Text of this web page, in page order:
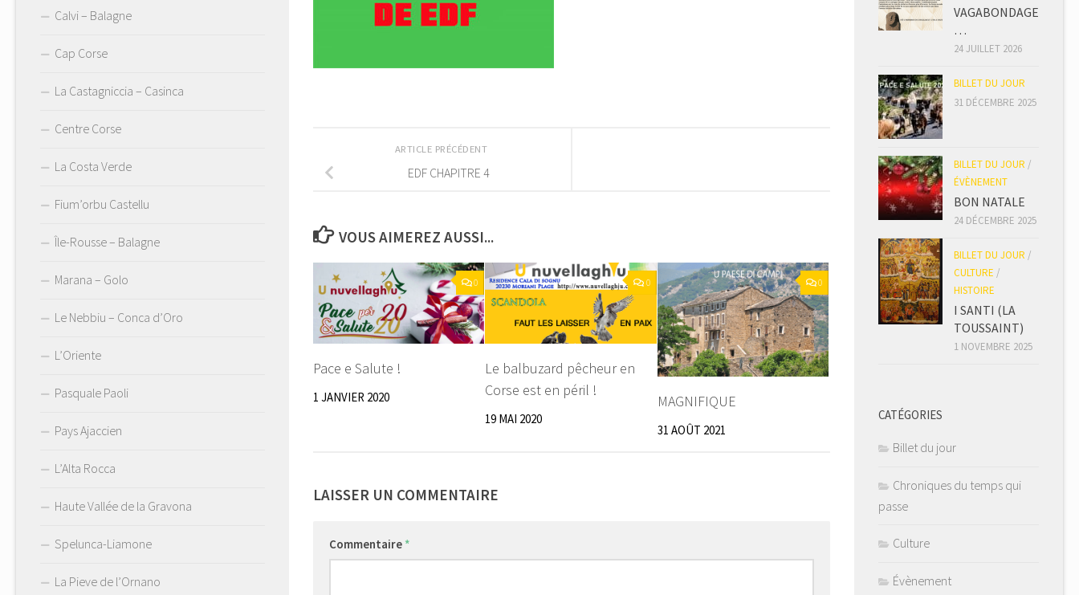
ARTICLE PRÉCÉDENT
EDF CHAPITRE 4
VOUS AIMEREZ AUSSI...
0
Pace e Salute !
1 JANVIER 2020
0
Le balbuzard pêcheur en
Corse est en péril !
19 MAI 2020
0
MAGNIFIQUE
31 AOÛT 2021
LAISSER UN COMMENTAIRE
Commentaire *
Calvi – Balagne
Cap Corse
La Castagniccia – Casinca
Centre Corse
La Costa Verde
Fium’orbu Castellu
Île-Rousse – Balagne
Marana – Golo
Le Nebbiu – Conca d’Oro
L’Oriente
Pasquale Paoli
Pays Ajaccien
L’Alta Rocca
Haute Vallée de la Gravona
Spelunca-Liamone
La Pieve de l’Ornano
VAGABONDAGE
…
24 JUILLET 2026
BILLET DU JOUR
31 DÉCEMBRE 2025
BILLET DU JOUR /
ÉVÈNEMENT
BON NATALE
24 DÉCEMBRE 2025
BILLET DU JOUR /
CULTURE /
HISTOIRE
I SANTI (LA
TOUSSAINT)
1 NOVEMBRE 2025
CATÉGORIES
Billet du jour
Chroniques du temps qui
passe
Culture
Évènement